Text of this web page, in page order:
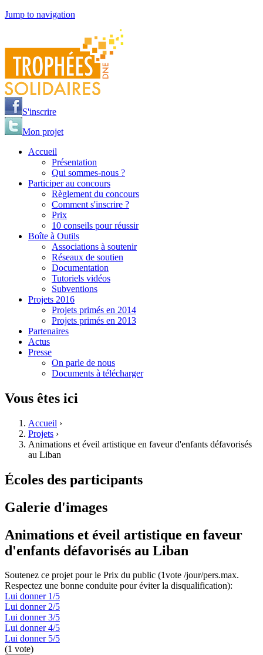
Jump to navigation
S'inscrire
Mon projet
Accueil
Présentation
Qui sommes-nous ?
Participer au concours
Règlement du concours
Comment s'inscrire ?
Prix
10 conseils pour réussir
Boîte à Outils
Associations à soutenir
Réseaux de soutien
Documentation
Tutoriels vidéos
Subventions
Projets 2016
Projets primés en 2014
Projets primés en 2013
Partenaires
Actus
Presse
On parle de nous
Documents à télécharger
Vous êtes ici
Accueil ›
Projets ›
Animations et éveil artistique en faveur d'enfants défavorisés
au Liban
Écoles des participants
Galerie d'images
Animations et éveil artistique en faveur
d'enfants défavorisés au Liban
Soutenez ce projet pour le Prix du public (1vote /jour/pers.max.
Respectez une bonne conduite pour éviter la disqualification):
Lui donner 1/5
Lui donner 2/5
Lui donner 3/5
Lui donner 4/5
Lui donner 5/5
(1 vote)